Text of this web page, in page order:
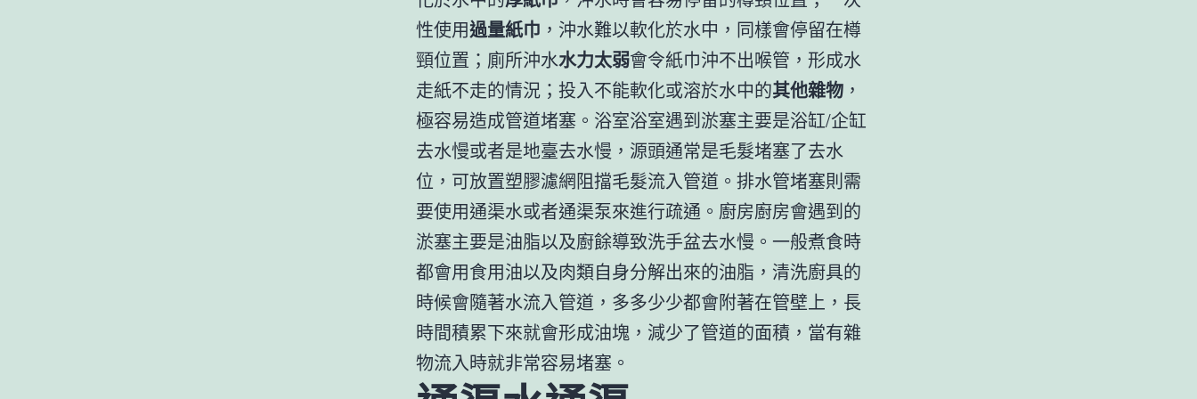
性使用過量紙巾 ，沖水難以軟化於水中，同樣會停留在樽
頸位置；廁所沖水水力太弱會令紙巾沖不出喉管，形成水
走紙不走的情況；投入不能軟化或溶於水中的其他雜物 ，
極容易造成管道堵塞。浴室浴室遇到淤塞主要是浴缸/企缸
去水慢或者是地臺去水慢，源頭通常是毛髮堵塞了去水
位，可放置塑膠濾網阻擋毛髮流入管道。排水管堵塞則需
要使用通渠水或者通渠泵來進行疏通。廚房廚房會遇到的
淤塞主要是油脂以及廚餘導致洗手盆去水慢。一般煮食時
都會用食用油以及肉類自身分解出來的油脂，清洗廚具的
時候會隨著水流入管道，多多少少都會附著在管壁上，長
時間積累下來就會形成油塊，減少了管道的面積，當有雜
物流入時就非常容易堵塞。